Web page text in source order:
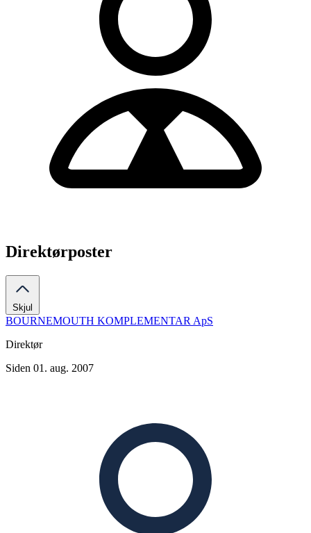
Direktørposter
Skjul
BOURNEMOUTH KOMPLEMENTAR ApS
Direktør
Siden 01. aug. 2007